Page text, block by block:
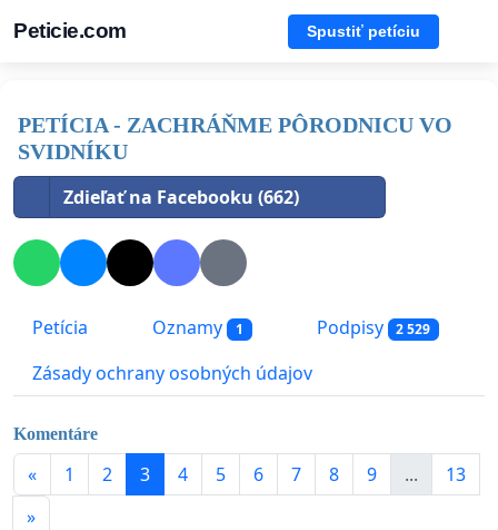
Peticie.com Spustiť petíciu
PETÍCIA - ZACHRÁŇME PÔRODNICU VO
SVIDNÍKU
Zdieľať na Facebooku (662)
Petícia Oznamy 1 Podpisy 2 529
Zásady ochrany osobných údajov
Komentáre
« 1 2 3 4 5 6 7 8 9 ...
13
»